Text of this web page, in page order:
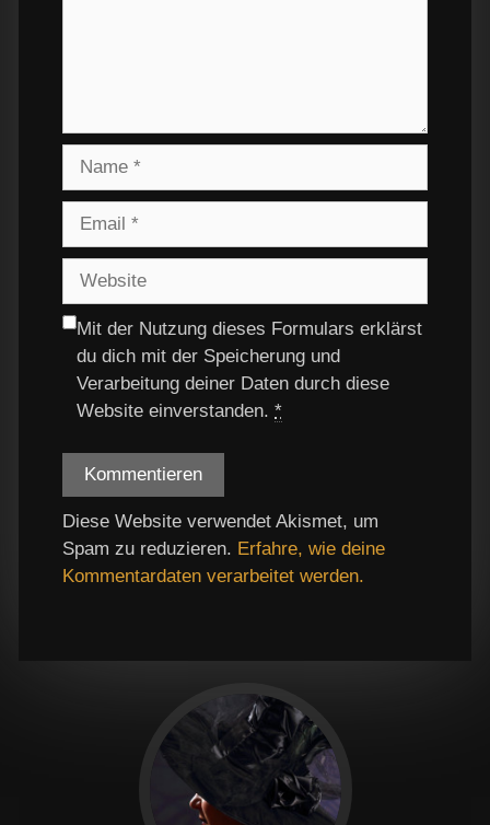
Mit der Nutzung dieses Formulars erklärst
du dich mit der Speicherung und
Verarbeitung deiner Daten durch diese
Website einverstanden. *
Diese Website verwendet Akismet, um
Spam zu reduzieren. Erfahre, wie deine
Kommentardaten verarbeitet werden.